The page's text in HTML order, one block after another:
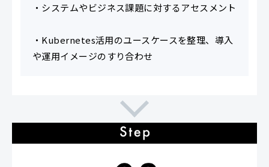
・システムやビジネス課題に対するアセスメント
・Kubernetes活用のユースケースを整理、導入
や運用イメージのすり合わせ